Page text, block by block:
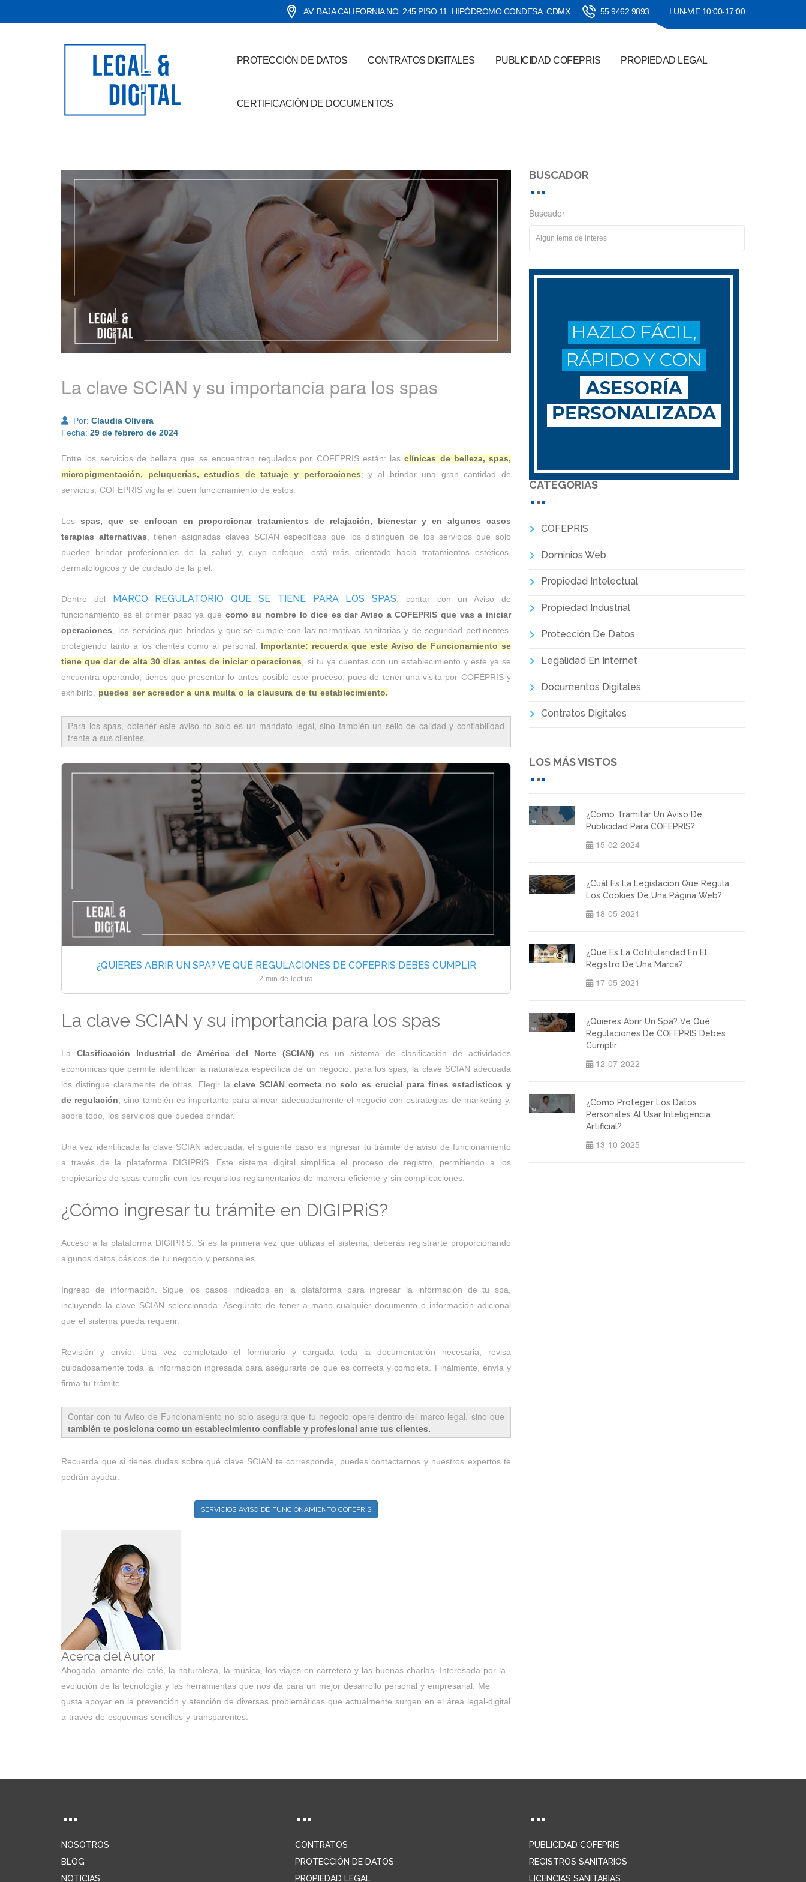
AV. BAJA CALIFORNIA NO. 245 PISO 11. HIPÓDROMO CONDESA. CDMX 55 9462 9893 LUN-VIE 10:00-17:00
PROTECCIÓN DE DATOS CONTRATOS DIGITALES PUBLICIDAD COFEPRIS PROPIEDAD LEGAL
CERTIFICACIÓN DE DOCUMENTOS
La clave SCIAN y su importancia para los spas
Por: Claudia Olivera
Fecha: 29 de febrero de 2024
Entre los servicios de belleza que se encuentran regulados por COFEPRIS están: lasclínicas de belleza, spas,
micropigmentación, peluquerías, estudios de tatuaje y perforaciones; y al brindar una gran cantidad de
servicios, COFEPRIS vigila el buen funcionamiento de estos.
Los spas, que se enfocan en proporcionar tratamientos de relajación, bienestar y en algunos casos
terapias alternativas, tienen asignadas claves SCIAN específicas que los distinguen de los servicios que solo
pueden brindar profesionales de la salud y, cuyo enfoque, está más orientado hacia tratamientos estéticos,
dermatológicos y de cuidado de la piel.
Dentro del MARCO REGULATORIO QUE SE TIENE PARA LOS SPAS, contar con un Aviso de
funcionamiento es el primer paso ya que como su nombre lo dice es dar Aviso a COFEPRIS que vas a iniciar
operaciones, los servicios que brindas y que se cumple con las normativas sanitarias y de seguridad pertinentes,
protegiendo tanto a los clientes como al personal. Importante: recuerda que este Aviso de Funcionamiento se
tiene que dar de alta 30 días antes de iniciar operaciones, si tu ya cuentas con un establecimiento y este ya se
encuentra operando, tienes que presentar lo antes posible este proceso, pues de tener una visita por COFEPRIS y
exhibirlo, puedes ser acreedor a una multa o la clausura de tu establecimiento.
Para los spas, obtener este aviso no solo es un mandato legal, sino también un sello de calidad y confiabilidad
frente a sus clientes.
¿QUIERES ABRIR UN SPA? VE QUÉ REGULACIONES DE COFEPRIS DEBES CUMPLIR
2 min de lectura
La clave SCIAN y su importancia para los spas
La Clasificación Industrial de América del Norte (SCIAN)es un sistema de clasificación de actividades
económicas que permite identificar la naturaleza específica de un negocio; para los spas, la clave SCIAN adecuada
los distingue claramente de otras. Elegir la clave SCIAN correcta no solo es crucial para fines estadísticos y
de regulación , sino también es importante para alinear adecuadamente el negocio con estrategias de marketing y,
sobre todo, los servicios que puedes brindar.
Una vez identificada la clave SCIAN adecuada, el siguiente paso es ingresar tu trámite de aviso de funcionamiento
a través de la plataforma DIGIPRiS. Este sistema digital simplifica el proceso de registro, permitiendo a los
propietarios de spas cumplir con los requisitos reglamentarios de manera eficiente y sin complicaciones.
¿Cómo ingresar tu trámite en DIGIPRiS?
Acceso a la plataforma DIGIPRiS. Si es la primera vez que utilizas el sistema, deberás registrarte proporcionando
algunos datos básicos de tu negocio y personales.
Ingreso de información. Sigue los pasos indicados en la plataforma para ingresar la información de tu spa,
incluyendo la clave SCIAN seleccionada. Asegúrate de tener a mano cualquier documento o información adicional
que el sistema pueda requerir.
Revisión y envío. Una vez completado el formulario y cargada toda la documentación necesaria, revisa
cuidadosamente toda la información ingresada para asegurarte de que es correcta y completa. Finalmente, envía y
firma tu trámite.
Contar con tu Aviso de Funcionamiento no solo asegura que tu negocio opere dentro del marco legal, sino que
también te posiciona como un establecimiento confiable y profesional ante tus clientes.
Recuerda que si tienes dudas sobre qué clave SCIAN te corresponde, puedes contactarnos y nuestros expertos te
podrán ayudar.
SERVICIOS AVISO DE FUNCIONAMIENTO COFEPRIS
Acerca del Autor
Abogada, amante del café, la naturaleza, la música, los viajes en carretera y las buenas charlas. Interesada por la
evolución de la tecnología y las herramientas que nos da para un mejor desarrollo personal y empresarial. Me
gusta apoyar en la prevención y atención de diversas problemáticas que actualmente surgen en el área legal-digital
a través de esquemas sencillos y transparentes.
BUSCADOR
Buscador
CATEGORIAS
COFEPRIS
Dominios Web
Propiedad Intelectual
Propiedad Industrial
Protección De Datos
Legalidad En Internet
Documentos Digitales
Contratos Digitales
LOS MÁS VISTOS
¿Cómo Tramitar Un Aviso De
Publicidad Para COFEPRIS?
15-02-2024
¿Cuál Es La Legislación Que Regula
Los Cookies De Una Página Web?
18-05-2021
¿Qué Es La Cotitularidad En El
Registro De Una Marca?
17-05-2021
¿Quieres Abrir Un Spa? Ve Qué
Regulaciones De COFEPRIS Debes
Cumplir
12-07-2022
¿Cómo Proteger Los Datos
Personales Al Usar Inteligencia
Artificial?
13-10-2025
NOSOTROS
BLOG
NOTICIAS
CONTRATOS
PROTECCIÓN DE DATOS
PROPIEDAD LEGAL
PUBLICIDAD COFEPRIS
REGISTROS SANITARIOS
LICENCIAS SANITARIAS